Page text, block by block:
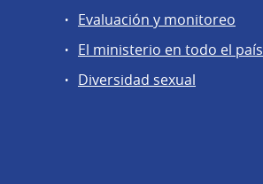
Evaluación y monitoreo
El ministerio en todo el país
Diversidad sexual